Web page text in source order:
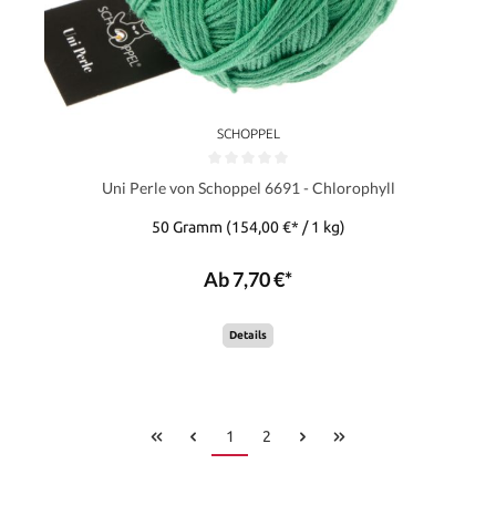
SCHOPPEL
Uni Perle von Schoppel 6691 - Chlorophyll
50 Gramm (154,00 €* / 1 kg)
Ab 7,70 €*
Details
1 2